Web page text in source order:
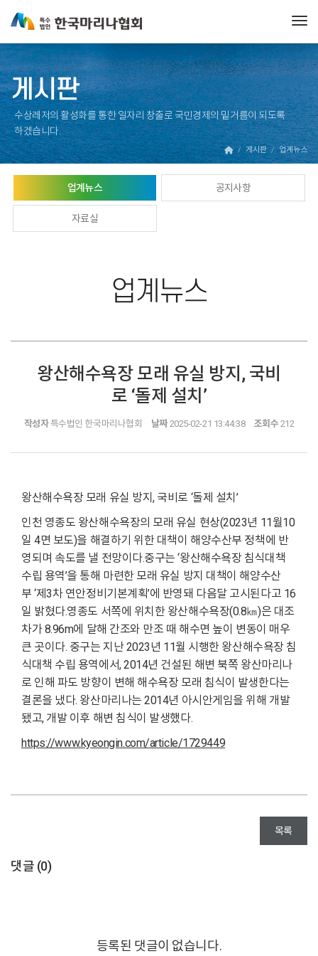
게시판
수상레저의 활성화를 통한 일자리 창출로 국민경제의 밑거름이 되도록
하겠습니다.
게시판 업계뉴스
업계뉴스 공지사항
자료실
업계뉴스
왕산해수욕장 모래 유실 방지, 국비
로 ‘돌제 설치’
작성자특수법인 한국마리나협회 날짜 2025-02-21 13:44:38 조회수 212
왕산해수욕장 모래 유실 방지, 국비로 ‘돌제 설치’
인천 영종도 왕산해수욕장의 모래 유실 현상(2023년 11월10
일 4면 보도)을 해결하기 위한 대책이 해양수산부 정책에 반
영되며 속도를 낼 전망이다.중구는 ‘왕산해수욕장 침식대책
수립 용역’을 통해 마련한 모래 유실 방지 대책이 해양수산
부 ‘제3차 연안정비기본계획’에 반영돼 다음달 고시된다고 16
일 밝혔다.영종도 서쪽에 위치한 왕산해수욕장(0.8㎞)은 대조
차가 8.96m에 달해 간조와 만조 때 해수면 높이 변동이 매우
큰 곳이다. 중구는 지난 2023년 11월 시행한 왕산해수욕장 침
식대책 수립 용역에서, 2014년 건설된 해변 북쪽 왕산마리나
로 인해 파도 방향이 변해 해수욕장 모래 침식이 발생한다는
결론을 냈다. 왕산마리나는 2014년 아시안게임을 위해 개발
됐고, 개발 이후 해변 침식이 발생했다.
https://www.kyeongin.com/article/1729449
목록
댓글 (0)
등록된 댓글이 없습니다.